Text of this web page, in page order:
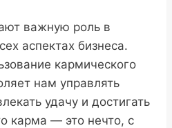
важную роль в
аспектах бизнеса.
кармического
нам управлять
удачу и достигать
карма — это нечто, с